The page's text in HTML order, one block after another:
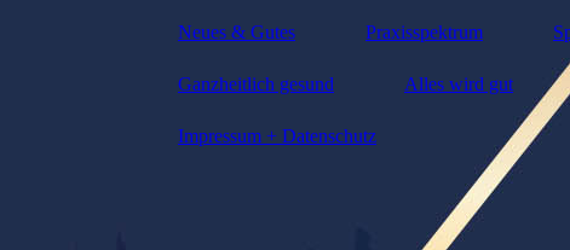
Neues & Gutes Praxisspektrum
Ganzheitlich gesund Alles wird gut
Impressum + Datenschutz